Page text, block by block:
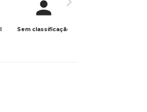
Sem classificação